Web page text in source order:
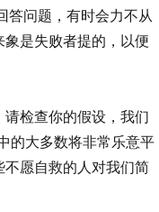
答问题，有时会力不从
是失败者提的，以便
检查你的假设，我们
的大多数将非常乐意平
愿自救的人对我们简